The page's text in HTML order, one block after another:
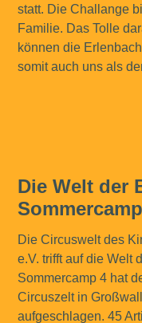
statt. Die Challange
Familie. Das Tolle
können die
somit auch uns als
Die Welt der
Die Circuswelt des
e.V. trifft auf die Welt
Sommercamp 4 hat
Circuszelt in
aufgeschlagen. 45